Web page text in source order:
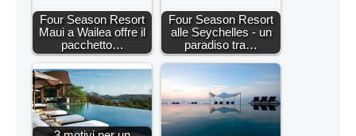
Four Season Resort
Maui a Wailea offre il
pacchetto…
Four Season Resort
alle Seychelles - un
paradiso tra…